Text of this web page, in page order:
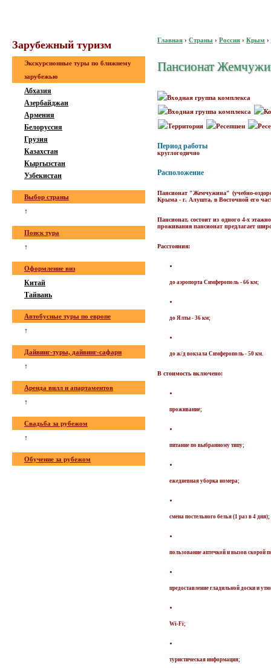
Главная › Страны › Россия › Крым ›
Пансионат
Период работы
круглогодично
Расположение
Пансионат "Жемчужина" (учебно-
Крыма - г. Алушта, в Восточной его
Пансионат, состоит из одного 4-х
проживания пансионат предлагает
Расстояния:
до аэропорта Симферополь - 66 км;
до Ялты - 36 км;
до ж/д вокзала Симферополь - 50 км.
В стоимость включено:
проживание;
питание по выбранному типу;
ежедневная уборка номера;
смена постельного белья (1 раз в 4 дня);
пользование аптечкой и вызов скорой
предоставление гладильной доски и
Wi-Fi;
туристическая информация;
Зaрубeжный туризм
Экскурсионные туры по ближнему
зарубежью
Абхазия
Азербайджан
Армения
Белоруссия
Грузия
Казахстан
Кыргызстан
Узбекистан
Выбор страны
↑
Поиск тура
↑
Оформление виз
Китай
Тайвань
Автобусные туры по европе
↑
Дайвинг-туры, дайвинг-сафари
↑
Аренда вилл и апартаментов
↑
Свадьба за рубежом
↑
Обучение за рубежом